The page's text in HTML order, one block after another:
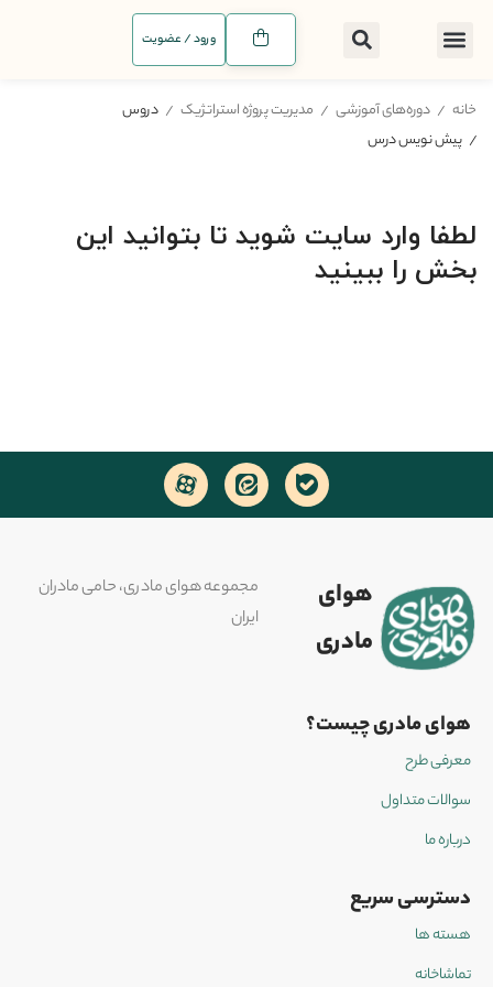
ورود / عضویت
خانه دوره‌های آموزشی مدیریت پروژه استراتژیک
دروس
پیش نویس درس
لطفا وارد سایت شوید تا بتوانید این
بخش را ببینید
هوای
مادری
مجموعه هوای مادری، حامی مادران
ایران
هوای مادری چیست؟
معرفی طرح
سوالات متداول
درباره ما
دسترسی سریع
هسته ها
تماشاخانه